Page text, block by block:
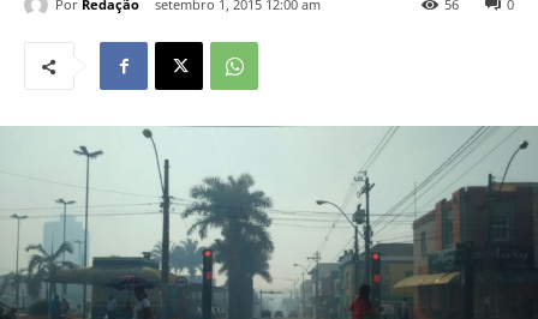
Por Redação setembro 1, 2015 12:00 am 0
56